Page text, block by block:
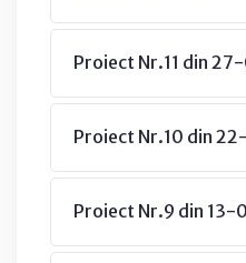
Proiect Nr.11 din
Proiect Nr.10 din
Proiect Nr.9 din 13-